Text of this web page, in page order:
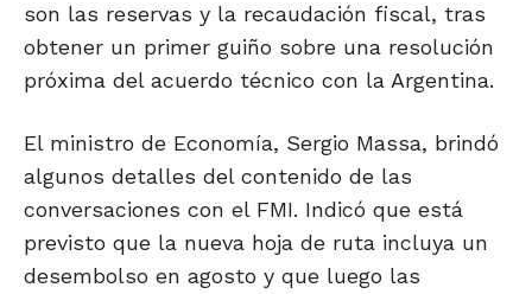
son las reservas y la recaudación fiscal, tras
obtener un primer guiño sobre una resolución
próxima del acuerdo técnico con la Argentina.
El ministro de Economía, Sergio Massa, brindó
algunos detalles del contenido de las
conversaciones con el FMI. Indicó que está
previsto que la nueva hoja de ruta incluya un
desembolso en agosto y que luego las